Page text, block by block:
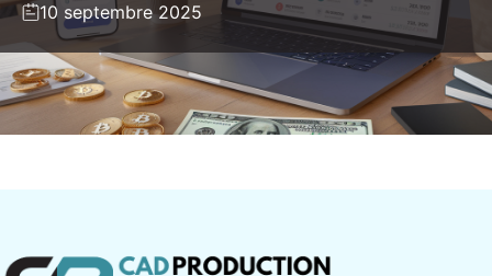
10 septembre 2025